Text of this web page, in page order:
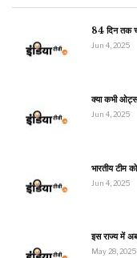
84 दिन तक
Jun 4, 2025
क्या कभी
Jun 4, 2025
भारतीय टीम
Jun 4, 2025
इस राज्य में
May 28, 2025